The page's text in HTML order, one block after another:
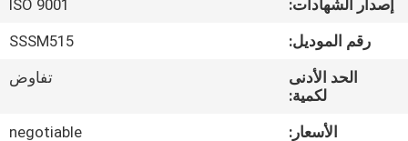
جولة
إصدار الشهادات:
ISO 9001
رقم الموديل:
SSSM515
الحد الأدنى
لكمية:
تفاوض
الأسعار:
negotiable